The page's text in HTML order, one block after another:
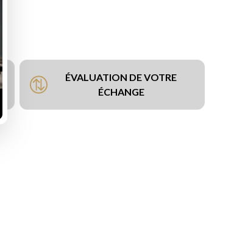
ÉVALUATION DE VOTRE
ÉCHANGE